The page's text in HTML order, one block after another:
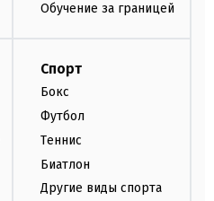
Обучение за границей
Спорт
Бокс
Футбол
Теннис
Биатлон
Другие виды спорта